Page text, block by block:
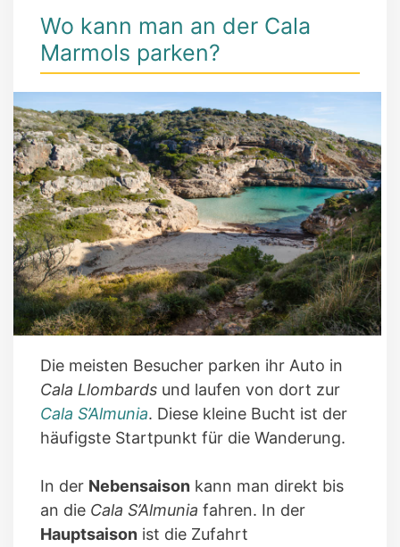
Wo kann man an der Cala
Marmols parken?
Die meisten Besucher parken ihr Auto in
Cala Llombards und laufen von dort zur
Cala S’Almunia. Diese kleine Bucht ist der
häufigste Startpunkt für die Wanderung.
In der Nebensaison kann man direkt bis
an die Cala S’Almunia fahren. In der
Hauptsaison ist die Zufahrt